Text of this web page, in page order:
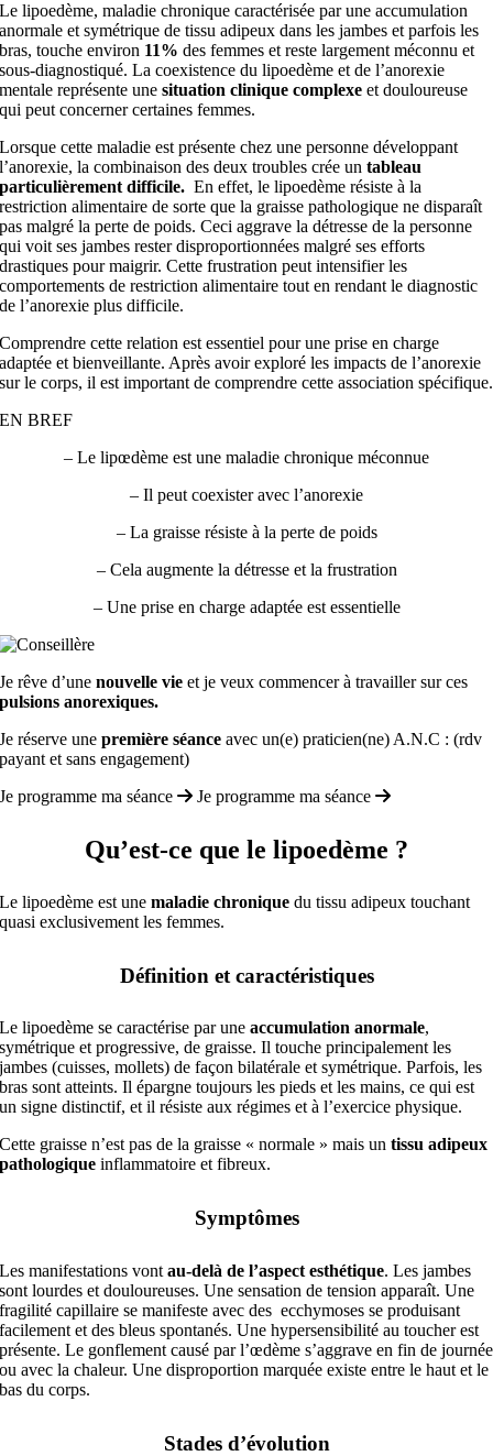
Le lipoedème, maladie chronique caractérisée par une accumulation
anormale et symétrique de tissu adipeux dans les jambes et parfois les
bras, touche environ 11% des femmes et reste largement méconnu et
sous-diagnostiqué. La coexistence du lipoedème et de l’anorexie
mentale représente unesituation clinique complexe et douloureuse
qui peut concerner certaines femmes.
Lorsque cette maladie est présente chez une personne développant
l’anorexie, la combinaison des deux troubles crée untableau
particulièrement difficile. En effet, le lipoedème résiste à la
restriction alimentaire de sorte que la graisse pathologique ne disparaît
pas malgré la perte de poids. Ceci aggrave la détresse de la personne
qui voit ses jambes rester disproportionnées malgré ses efforts
drastiques pour maigrir. Cette frustration peut intensifier les
comportements de restriction alimentaire tout en rendant le diagnostic
de l’anorexie plus difficile.
Comprendre cette relation est essentiel pour une prise en charge
adaptée et bienveillante. Après avoir exploré les impacts de l’anorexie
sur le corps, il est important de comprendre cette association spécifique.
EN BREF
– Le lipœdème est une maladie chronique méconnue
– Il peut coexister avec l’anorexie
– La graisse résiste à la perte de poids
– Cela augmente la détresse et la frustration
– Une prise en charge adaptée est essentielle
Je rêve d’unenouvelle vie et je veux commencer à travailler sur ces
pulsions anorexiques.
Je réserve unepremière séance avec un(e) praticien(ne) A.N.C : (rdv
payant et sans engagement)
Je programme ma séance
Je programme ma séance
Qu’est-ce que le lipoedème ?
Le lipoedème est unemaladie chronique du tissu adipeux touchant
quasi exclusivement les femmes.
Définition et caractéristiques
Le lipoedème se caractérise par uneaccumulation anormale,
symétrique et progressive, de graisse. Il touche principalement les
jambes (cuisses, mollets) de façon bilatérale et symétrique. Parfois, les
bras sont atteints. Il épargne toujours les pieds et les mains, ce qui est
un signe distinctif, et il résiste aux régimes et à l’exercice physique.
Cette graisse n’est pas de la graisse « normale » mais untissu adipeux
pathologique inflammatoire et fibreux.
Symptômes
Les manifestations vontau-delà de l’aspect esthétique. Les jambes
sont lourdes et douloureuses. Une sensation de tension apparaît. Une
fragilité capillaire se manifeste avec des ecchymoses se produisant
facilement et des bleus spontanés. Une hypersensibilité au toucher est
présente. Le gonflement causé par l’œdème s’aggrave en fin de journée
ou avec la chaleur. Une disproportion marquée existe entre le haut et le
bas du corps.
Stades d’évolution